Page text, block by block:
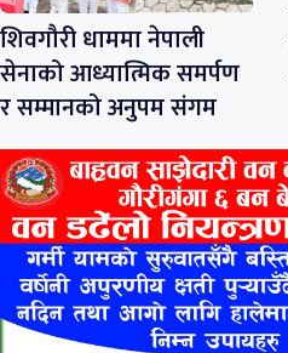
शिवगौरी धाममा नेपाली
सेनाको आध्यात्मिक समर्पण
र सम्मानको अनुपम संगम